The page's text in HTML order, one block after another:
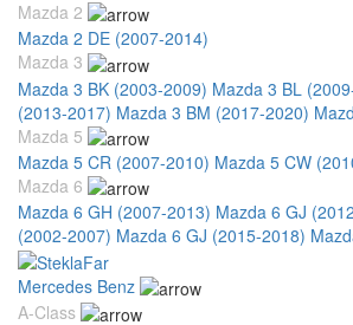
Mazda 2
Mazda 2 DE (2007-2014)
Mazda 3
Mazda 3 BK (2003-2009) Mazda 3 BL
(2013-2017) Mazda 3 BM (2017-2020)
Mazda 5
Mazda 5 CR (2007-2010) Mazda 5 CW
Mazda 6
Mazda 6 GH (2007-2013) Mazda 6 GJ
(2002-2007) Mazda 6 GJ (2015-2018)
Mercedes Benz
A-Class